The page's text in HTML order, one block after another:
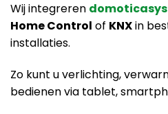
Wij integreren
Home Control of KNXin
installaties.
Zo kunt u verlichting,
bedienen via tablet,